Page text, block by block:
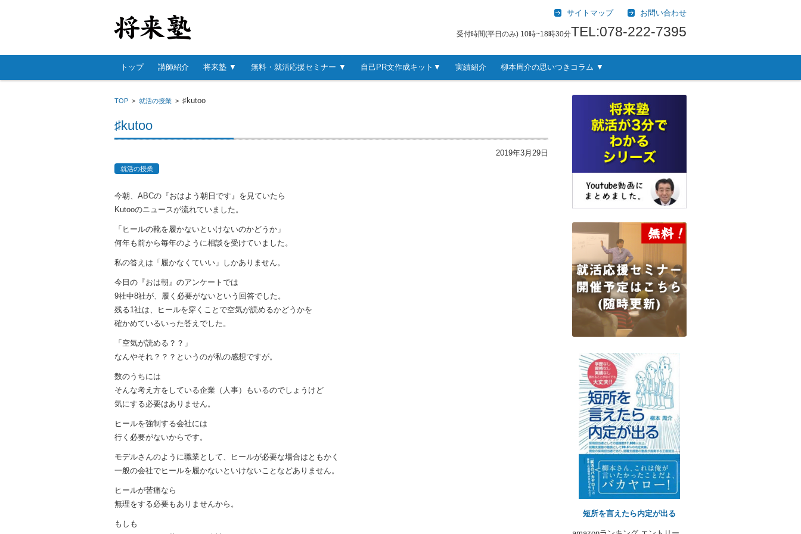
サイトマップ お問い合わせ
受付時間(平日のみ) 10時~18時30分TEL:078-222-7395
コンテンツに移動
トップ
講師紹介 将来塾 ▼ 無料・就活応援セミナー ▼ 自己PR文作成キット▼ 実績紹介 柳本周介の思いつきコラム ▼
TOP > 就活の授業 > ♯kutoo
♯kutoo
2019年3月29日
就活の授業
今朝、ABCの『おはよう朝日です』を見ていたら
Kutooのニュースが流れていました。
「ヒールの靴を履かないといけないのかどうか」
何年も前から毎年のように相談を受けていました。
私の答えは「履かなくていい」しかありません。
今日の『おは朝』のアンケートでは
9社中8社が、履く必要がないという回答でした。
残る1社は、ヒールを穿くことで空気が読めるかどうかを
確かめているいった答えでした。
「空気が読める？？」
なんやそれ？？？というのが私の感想ですが。
数のうちには
そんな考え方をしている企業（人事）もいるのでしょうけど
気にする必要はありません。
ヒールを強制する会社には
行く必要がないからです。
モデルさんのように職業として、ヒールが必要な場合はともかく
一般の会社でヒールを履かないといけないことなどありません。
ヒールが苦痛なら
無理をする必要もありませんから。
もしも
短所を言えたら内定が出る